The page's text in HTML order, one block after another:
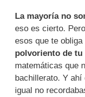
La mayoría no
eso es cierto.
esos que te obliga
polvoriento de tu
matemáticas que
bachillerato. Y ahí
igual no